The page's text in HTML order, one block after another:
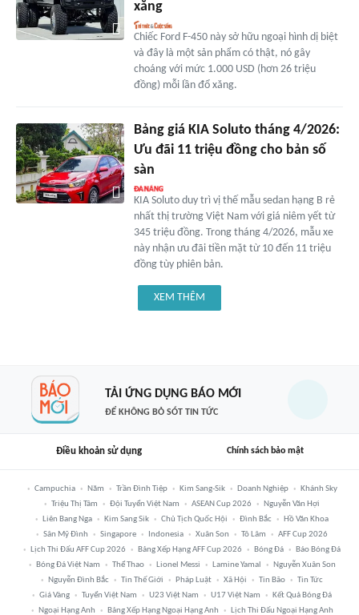
xăng
Chiếc Ford F-450 này sở hữu ngoại hình dị biệt
và đây là một sản phẩm có thật, nó gây
choáng với mức 1.000 USD (hơn 26 triệu
đồng) mỗi lần đổ xăng.
Bảng giá KIA Soluto tháng 4/2026:
Ưu đãi 11 triệu đồng cho bản số
sàn
KIA Soluto duy trì vị thế mẫu sedan hạng B rẻ
nhất thị trường Việt Nam với giá niêm yết từ
345 triệu đồng. Trong tháng 4/2026, mẫu xe
này nhận ưu đãi tiền mặt từ 10 đến 11 triệu
đồng tùy phiên bản.
XEM THÊM
TẢI ỨNG DỤNG BÁO MỚI
ĐỂ KHÔNG BỎ SÓT TIN TỨC
Điều khoản sử dụng Chính sách bảo mật
Campuchia Năm Trần Đình Tiệp Kim Sang-Sik Doanh Nghiệp
Khánh Sky
Triệu Thị Tâm
Đội Tuyển Việt Nam ASEAN Cup 2026
Nguyễn Văn Hợi
Liên Bang Nga
Kim Sang Sik Chủ Tịch Quốc Hội Đình Bắc
Hồ Văn Khoa
Sân Mỹ Đình
Singapore Indonesia Xuân Son Tô Lâm
AFF Cup 2026
Lịch Thi Đấu AFF Cup 2026
Bảng Xếp Hạng AFF Cup 2026 Bóng Đá
Báo Bóng Đá
Bóng Đá Việt Nam
Thể Thao Lionel Messi Lamine Yamal
Nguyễn Xuân Son
Nguyễn Đình Bắc
Tin Thế Giới Pháp Luật Xã Hội Tin Bão
Tin Tức
Giá Vàng
Tuyển Việt Nam U23 Việt Nam U17 Việt Nam
Kết Quả Bóng Đá
Ngoại Hạng Anh
Bảng Xếp Hạng Ngoại Hạng Anh Lịch Thi Đấu Ngoại Hạng Anh